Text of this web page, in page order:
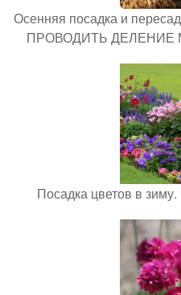
Осенняя посадка и
ПРОВОДИТЬ ДЕЛЕНИЕ
Посадка цветов в